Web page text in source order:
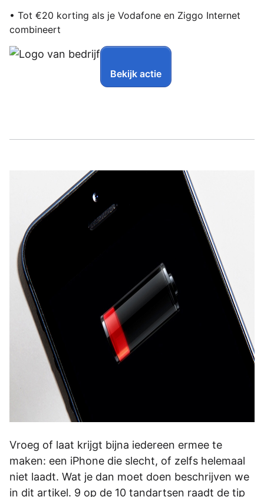
• Tot €20 korting als je Vodafone en Ziggo Internet
combineert
Bekijk actie
Vroeg of laat krijgt bijna iedereen ermee te
maken: een iPhone die slecht, of zelfs helemaal
niet laadt. Wat je dan moet doen beschrijven we
in dit artikel. 9 op de 10 tandartsen raadt de tip